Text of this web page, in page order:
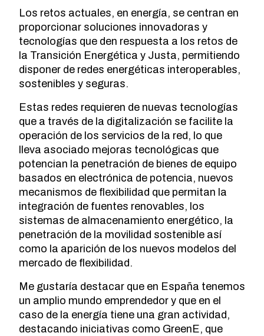
Los retos actuales, en energía, se centran en
proporcionar soluciones innovadoras y
tecnologías que den respuesta a los retos de
la Transición Energética y Justa, permitiendo
disponer de redes energéticas interoperables,
sostenibles y seguras.
Estas redes requieren de nuevas tecnologías
que a través de la digitalización se facilite la
operación de los servicios de la red, lo que
lleva asociado mejoras tecnológicas que
potencian la penetración de bienes de equipo
basados en electrónica de potencia, nuevos
mecanismos de flexibilidad que permitan la
integración de fuentes renovables, los
sistemas de almacenamiento energético, la
penetración de la movilidad sostenible así
como la aparición de los nuevos modelos del
mercado de flexibilidad.
Me gustaría destacar que en España tenemos
un amplio mundo emprendedor y que en el
caso de la energía tiene una gran actividad,
destacando iniciativas como GreenE, que